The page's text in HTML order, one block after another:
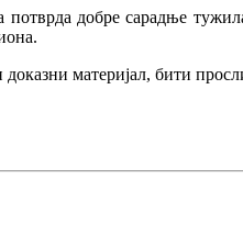
потврда добре сарадње
материјал, бити